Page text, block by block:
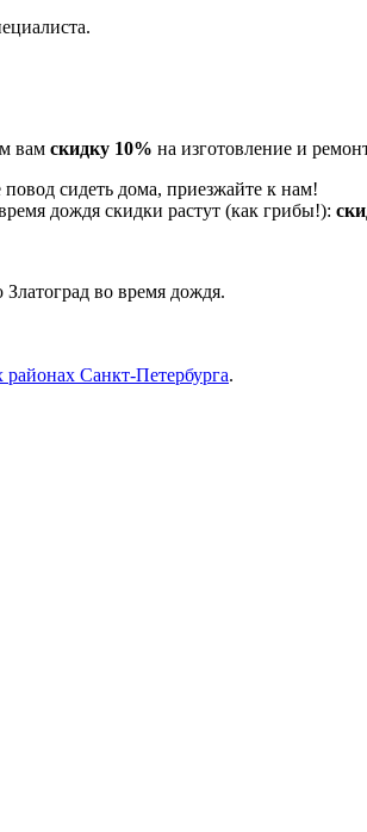
вам скидку 10% на изготовление и
сидеть дома, приезжайте к нам!
дождя скидки растут (как грибы!):
во время дождя.
районах Санкт-Петербурга.